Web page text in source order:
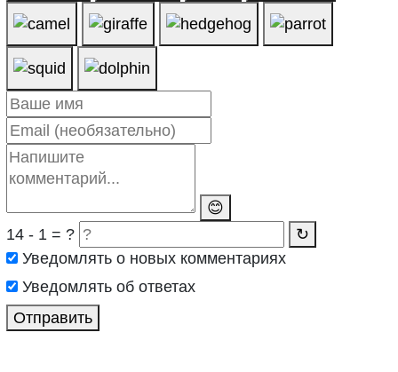
😊
14 - 1 = ?
↻
Уведомлять о новых комментариях
Уведомлять об ответах
Отправить